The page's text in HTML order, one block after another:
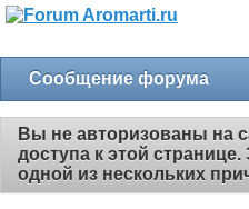
Сообщение форума
Вы не авторизованы на
доступа к этой
одной из нескольких